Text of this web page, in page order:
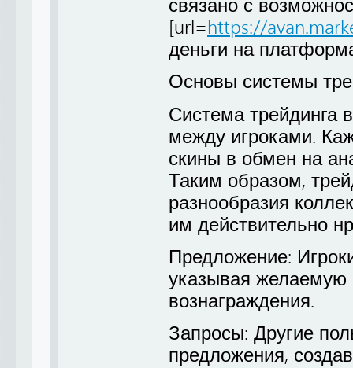
связано с
[url=https://
деньги на
Основы системы
Система трейдинга
между игроками.
скины в обмен на
Таким образом,
разнообразия
им действительно
Предложение:
указывая желаемую
вознаграждения.
Запросы: Другие
предложения,